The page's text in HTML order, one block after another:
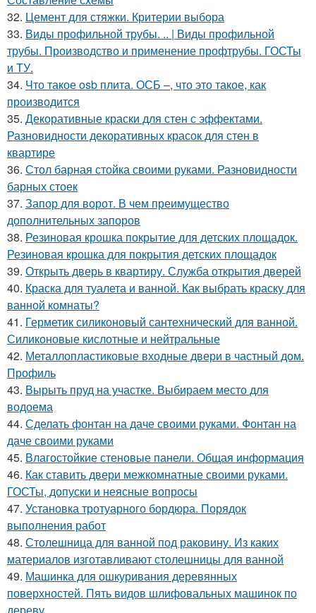
32. Цемент для стяжки. Критерии выбора
33. Виды профильной трубы. .. | Виды профильной
трубы. Производство и применение профтрубы. ГОСТы
и ТУ.
34. Что такое osb плита. ОСБ –, что это такое, как
производится
35. Декоративные краски для стен с эффектами.
Разновидности декоративных красок для стен в
квартире
36. Стол барная стойка своими руками. Разновидности
барных стоек
37. Запор для ворот. В чем преимущество
дополнительных запоров
38. Резиновая крошка покрытие для детских площадок.
Резиновая крошка для покрытия детских площадок
39. Открыть дверь в квартиру. Служба открытия дверей
40. Краска для туалета и ванной. Как выбрать краску для
ванной комнаты?
41. Герметик силиконовый сантехнический для ванной.
Силиконовые кислотные и нейтральные
42. Металлопластиковые входные двери в частный дом.
Профиль
43. Вырыть пруд на участке. Выбираем место для
водоема
44. Сделать фонтан на даче своими руками. Фонтан на
даче своими руками
45. Влагостойкие стеновые панели. Общая информация
46. Как ставить двери межкомнатные своими руками.
ГОСТы, допуски и неясные вопросы
47. Установка тротуарного бордюра. Порядок
выполнения работ
48. Столешница для ванной под раковину. Из каких
материалов изготавливают столешницы для ванной
49. Машинка для ошкуривания деревянных
поверхностей. Пять видов шлифовальных машинок по